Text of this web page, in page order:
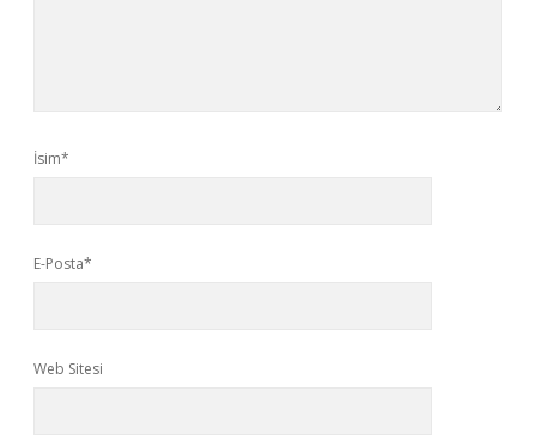
İsim*
E-Posta*
Web Sitesi